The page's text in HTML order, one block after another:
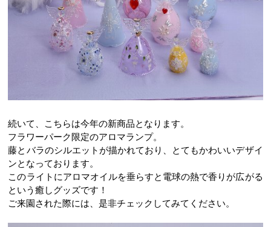
続いて、こちらは今年の新商品となります。
フラワーパーク限定のアロマランプ。
藤とバラのシルエットが描かれており、とてもかわいいデザイ
ンとなっております。
このライトにアロマオイルを垂らすと電球の熱で香りが広がる
という癒しグッズです！
ご来園された際には、是非チェックしてみてください。